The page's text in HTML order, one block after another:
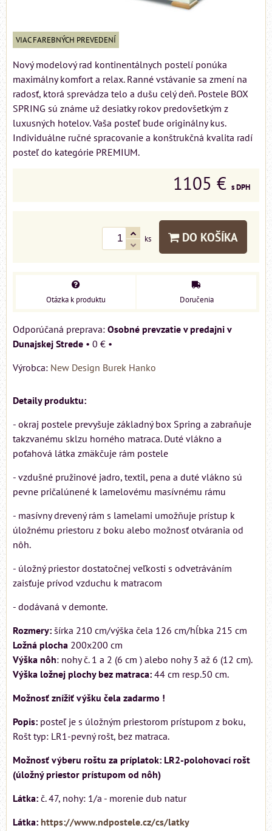
VIAC FAREBNÝCH PREVEDENÍ
Nový modelový rad kontinentálnych postelí ponúka
maximálny komfort a relax. Ranné vstávanie sa zmení na
radosť, ktorá sprevádza telo a dušu celý deň. Postele BOX
SPRING sú známe už desiatky rokov predovšetkým z
luxusných hotelov. Vaša posteľ bude originálny kus.
Individuálne ručné spracovanie a konštrukčná kvalita radí
posteľ do kategórie PREMIUM.
1105 € s DPH
ks DO KOŠÍKA
Otázka k produktu Doručenia
Osobné prevzatie v predajni v
Dunajskej Strede • 0 € •
Výrobca: New Design Burek Hanko
Detaily produktu:
- okraj postele prevyšuje základný box Spring a zabraňuje
takzvanému sklzu horného matraca. Duté vlákno a
poťahová látka zmäkčuje rám postele
- vzdušné pružinové jadro, textil, pena a duté vlákno sú
pevne pričalúnené k lamelovému masívnému rámu
- masívny drevený rám s lamelami umožňuje prístup k
úložnému priestoru z boku alebo možnosť otvárania od
nôh.
- úložný priestor dostatočnej veľkosti s odvetráváním
zaisťuje prívod vzduchu k matracom
- dodávaná v demonte.
Rozmery: šírka 210 cm/výška čela 126 cm/hĺbka 215 cm
Ložná plocha 200x200 cm
Výška nôh: nohy č. 1 a 2 (6 cm ) alebo nohy 3 až 6 (12 cm).
Výška ložnej plochy bez matraca: 44 cm resp.50 cm.
Možnosť znížiť výšku čela zadarmo !
Popis: posteľ je s úložným priestorom prístupom z boku,
Rošt typ: LR1-pevný rošt, bez matraca.
Možnosť výberu roštu za príplatok: LR2-polohovací rošt
(úložný priestor prístupom od nôh)
Látka: č. 47, nohy: 1/a - morenie dub natur
Látka: https://www.ndpostele.cz/cs/latky